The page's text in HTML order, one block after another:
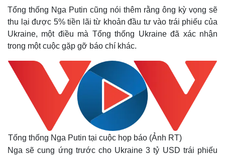
Tổng thống Nga Putin cũng nói thêm rằng ông kỳ vọng sẽ
thu lại được 5% tiền lãi từ khoản đầu tư vào trái phiếu của
Ukraine, một điều mà Tổng thống Ukraine đã xác nhận
trong một cuộc gặp gỡ báo chí khác.
Tống thống Nga Putin tại cuộc họp báo (Ảnh RT)
Nga sẽ cung ứng trước cho Ukraine 3 tỷ USD trái phiếu